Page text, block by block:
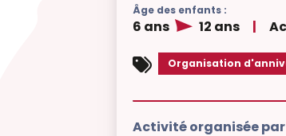
Âge des enfants :
6 ans 12 ans |
Organisation
Activité organisée par